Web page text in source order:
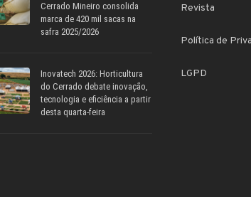
Cerrado Mineiro consolida
marca de 420 mil sacas na
safra 2025/2026
Inovatech 2026: Horticultura
do Cerrado debate inovação,
tecnologia e eficiência a partir
desta quarta-feira
Revista
Política de
LGPD